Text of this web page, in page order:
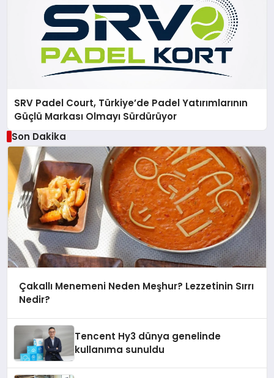
SRV Padel Court, Türkiye’de Padel Yatırımlarının
Güçlü Markası Olmayı Sürdürüyor
Son Dakika
Çakallı Menemeni Neden Meşhur? Lezzetinin Sırrı
Nedir?
Tencent Hy3 dünya genelinde
kullanıma sunuldu